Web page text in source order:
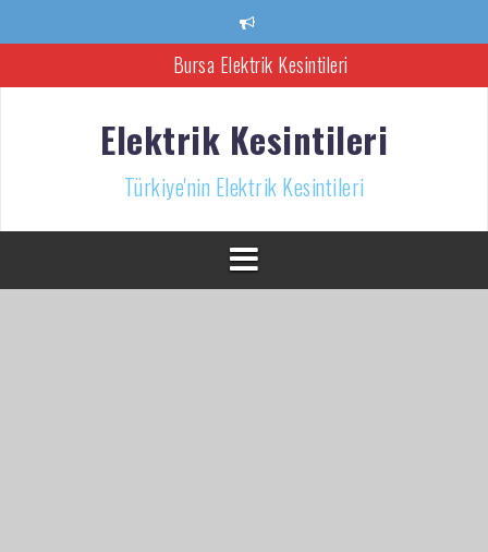
Bursa Elektrik Kesintileri
Türkiye’nin Elektrik Kesintileri Haber Kaynağı
İzmir Elektrik Kesintisi
Elektrik Kesintileri
Türkiye'nin Elektrik Kesintileri